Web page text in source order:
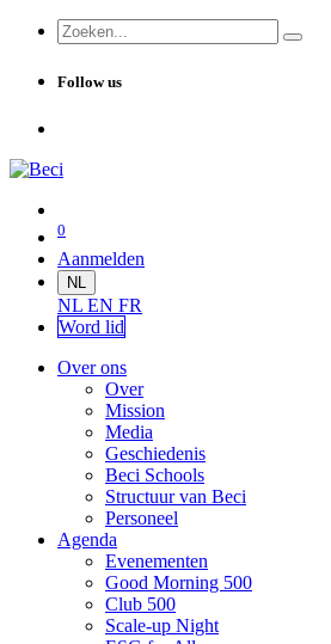
Follow us
0
Aanmelden
NL
NL EN FR
Word lid
Over ons
Over
Mission
Media
Geschiedenis
Beci Schools
Structuur van Beci
Personeel
Agenda
Evenementen
Good Morning 500
Club 500
Scale-up Night